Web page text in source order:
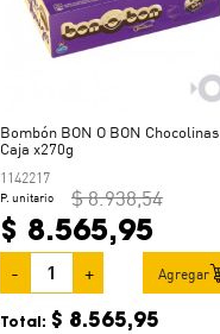
Bombón BON O BON Chocolinas
Caja x270g
1142217
P. unitario $ 8.938,54
$ 8.565,95
- + Agregar
Total: $ 8.565,95